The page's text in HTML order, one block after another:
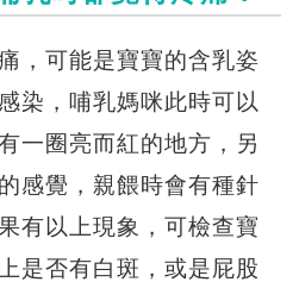
，可能是寶寶的含乳姿
染，哺乳媽咪此時可以
一圈亮而紅的地方，另
感覺，親餵時會有種針
有以上現象，可檢查寶
是否有白斑，或是屁股